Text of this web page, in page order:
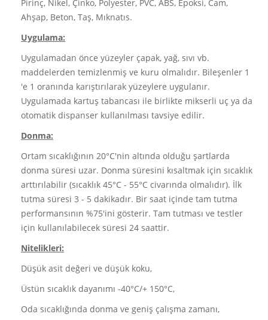
Pirinç, Nikel, Çinko, Polyester, PVC, ABS, Epoksi, Cam,
Ahşap, Beton, Taş, Mıknatıs.
Uygulama:
Uygulamadan önce yüzeyler çapak, yağ, sıvı vb.
maddelerden temizlenmiş ve kuru olmalıdır. Bileşenler 1
'e 1 oranında karıştırılarak yüzeylere uygulanır.
Uygulamada kartuş tabancası ile birlikte mikserli uç ya da
otomatik dispanser kullanılması tavsiye edilir.
Donma:
Ortam sıcaklığının 20°C'nin altında olduğu şartlarda
donma süresi uzar. Donma süresini kısaltmak için sıcaklık
arttırılabilir (sıcaklık 45°C - 55°C civarında olmalıdır). İlk
tutma süresi 3 - 5 dakikadır. Bir saat içinde tam tutma
performansının %75'ini gösterir. Tam tutması ve testler
için kullanılabilecek süresi 24 saattir.
Nitelikleri:
Düşük asit değeri ve düşük koku,
Üstün sıcaklık dayanımı -40°C/+ 150°C,
Oda sıcaklığında donma ve geniş çalışma zamanı,